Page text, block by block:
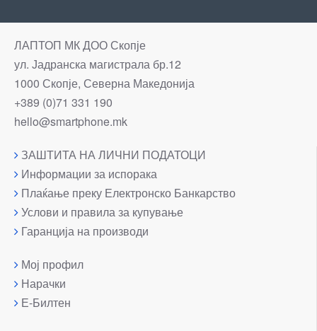
ЛАПТОП МК ДОО Скопје
ул. Јадранска магистрала бр.12
1000 Скопје, Северна Македонија
+389 (0)71 331 190
hello@smartphone.mk
ЗАШТИТА НА ЛИЧНИ ПОДАТОЦИ
Информации за испорака
Плаќање преку Електронско Банкарство
Услови и правила за купување
Гаранција на производи
Мој профил
Нарачки
Е-Билтен